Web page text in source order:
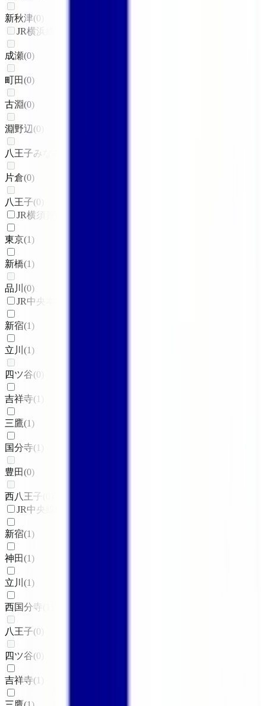
新秋津(0
JR横浜線
成瀬(0)
町田(0)
古淵(0)
淵野辺 (0
八王子みなみ野
片倉(0)
八王子(0
JR横須賀線
東京(1)
新橋(1)
品川 (0)
JR中央本線(東京～塩尻)
新宿(1)
立川 (1)
四ツ谷(0
吉祥寺(1
三鷹(1)
国分寺(1
豊田(0)
西八王子
JR中央線(快速)
新宿(1)
神田(1)
立川 (1)
西国分寺
八王子(0
四ツ谷(0
吉祥寺(1